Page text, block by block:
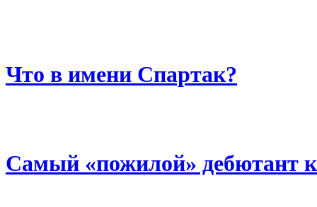
Что в имени Спартак?
Самый «пожилой» дебютант